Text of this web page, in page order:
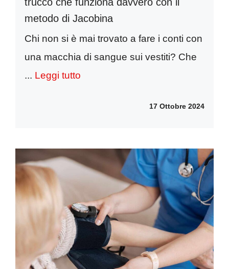
metodo di Jacobina
Chi non si è mai trovato a fare i conti con
una macchia di sangue sui vestiti? Che
... Leggi tutto
17 Ottobre 2024